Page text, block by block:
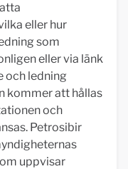
eller hur
som
eller via länk
och ledning
kommer att hållas
och
Petrosibir
uppvisar